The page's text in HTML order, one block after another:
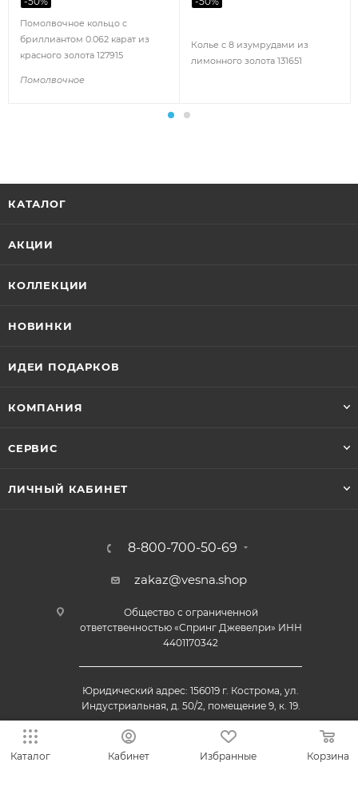
Помолвочное кольцо с
бриллиантом 0.062 карат из
красного золота 127915
Помолвочное
Колье с 8 изумрудами из
лимонного золота 131651
КАТАЛОГ
АКЦИИ
КОЛЛЕКЦИИ
НОВИНКИ
ИДЕИ ПОДАРКОВ
КОМПАНИЯ
СЕРВИС
ЛИЧНЫЙ КАБИНЕТ
8-800-700-50-69
zakaz@vesna.shop
Общество с ограниченной
ответственностью «Спринг Джевелри» ИНН
4401170342
Юридический адрес: 156019 г. Кострома, ул.
Индустриальная, д. 50/2, помещение 9, к. 19.
Каталог Кабинет Избранные Корзина